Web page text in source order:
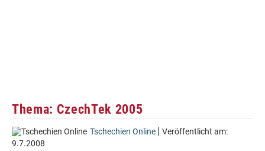
Thema: CzechTek 2005
Tschechien Online | Veröffentlicht am:
9.7.2008